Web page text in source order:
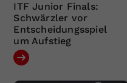
ITF Junior Finals:
Schwärzler vor
Entscheidungsspiel
um Aufstieg